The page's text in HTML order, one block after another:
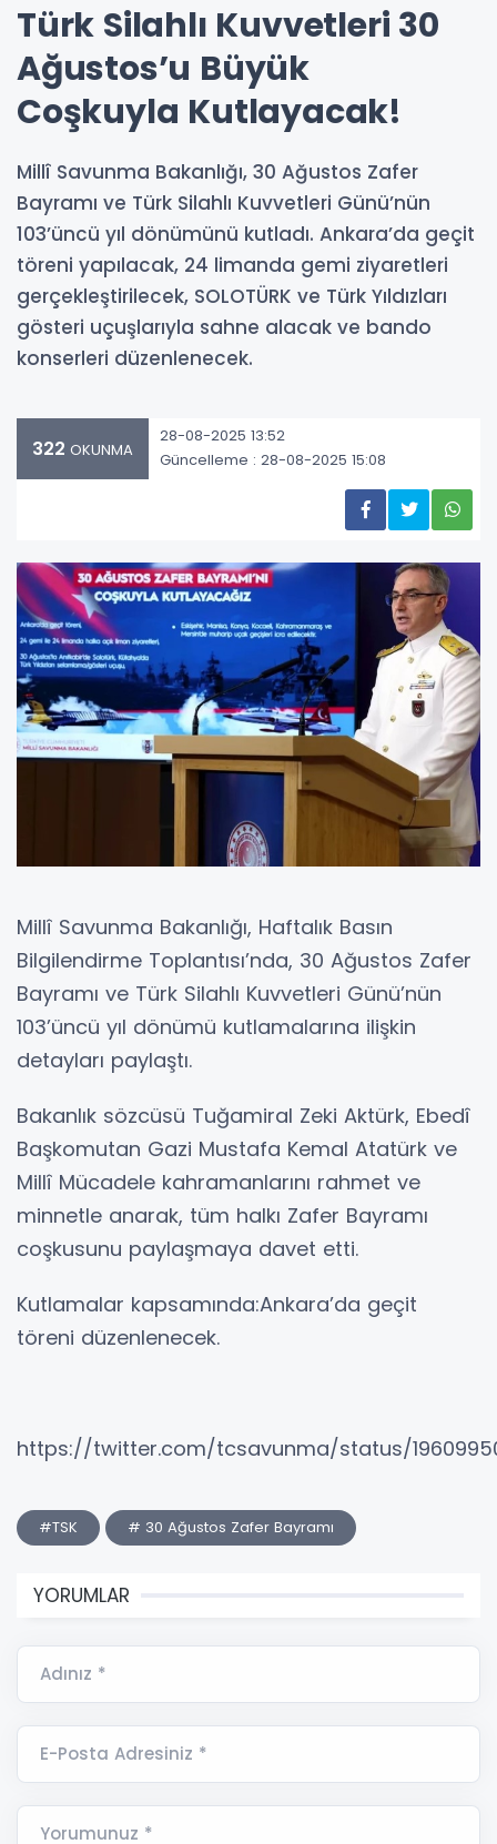
Türk Silahlı Kuvvetleri 30
Ağustos’u Büyük
Coşkuyla Kutlayacak!
Millî Savunma Bakanlığı, 30 Ağustos Zafer
Bayramı ve Türk Silahlı Kuvvetleri Günü’nün
103’üncü yıl dönümünü kutladı. Ankara’da geçit
töreni yapılacak, 24 limanda gemi ziyaretleri
gerçekleştirilecek, SOLOTÜRK ve Türk Yıldızları
gösteri uçuşlarıyla sahne alacak ve bando
konserleri düzenlenecek.
322 OKUNMA
28-08-2025 13:52
Güncelleme : 28-08-2025 15:08
Millî Savunma Bakanlığı, Haftalık Basın
Bilgilendirme Toplantısı’nda, 30 Ağustos Zafer
Bayramı ve Türk Silahlı Kuvvetleri Günü’nün
103’üncü yıl dönümü kutlamalarına ilişkin
detayları paylaştı.
Bakanlık sözcüsü Tuğamiral Zeki Aktürk, Ebedî
Başkomutan Gazi Mustafa Kemal Atatürk ve
Millî Mücadele kahramanlarını rahmet ve
minnetle anarak, tüm halkı Zafer Bayramı
coşkusunu paylaşmaya davet etti.
Kutlamalar kapsamında:Ankara’da geçit
töreni düzenlenecek.
https://twitter.com/tcsavunma/status/
#TSK # 30 Ağustos Zafer Bayramı
YORUMLAR
Adınız *
E-Posta Adresiniz *
Yorumunuz *